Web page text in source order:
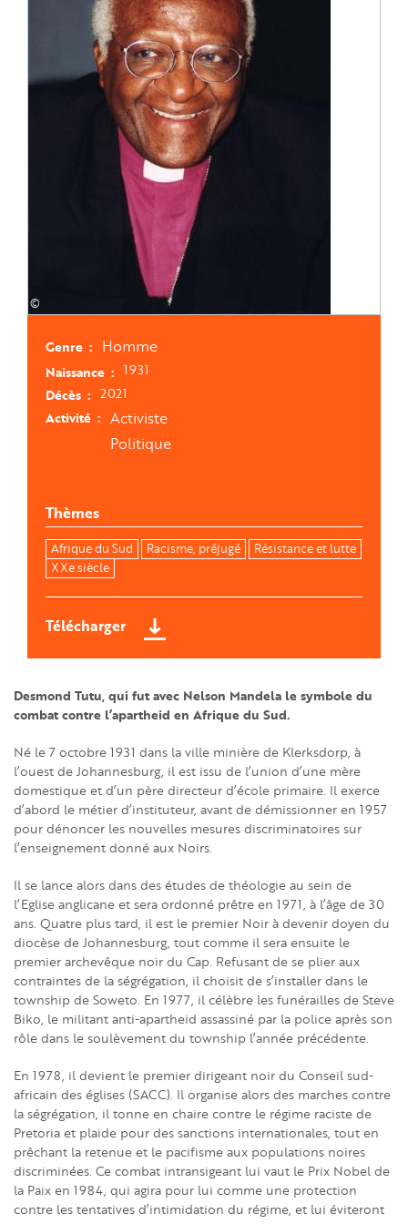
©
Genre Homme
Naissance 1931
Décès 2021
Activité
Activiste
Politique
Thèmes
Afrique du Sud Racisme, préjugé
Résistance et lutte
XXe siècle
Télécharger
Desmond Tutu, qui fut avec Nelson Mandela le symbole du
combat contre l’apartheid en Afrique du Sud.
Né le 7 octobre 1931 dans la ville minière de Klerksdorp, à
l’ouest de Johannesburg, il est issu de l’union d’une mère
domestique et d’un père directeur d’école primaire. Il exerce
d’abord le métier d’instituteur, avant de démissionner en 1957
pour dénoncer les nouvelles mesures discriminatoires sur
l’enseignement donné aux Noirs.
Il se lance alors dans des études de théologie au sein de
l’Eglise anglicane et sera ordonné prêtre en 1971, à l’âge de 30
ans. Quatre plus tard, il est le premier Noir à devenir doyen du
diocèse de Johannesburg, tout comme il sera ensuite le
premier archevêque noir du Cap. Refusant de se plier aux
contraintes de la ségrégation, il choisit de s’installer dans le
township de Soweto. En 1977, il célèbre les funérailles de Steve
Biko, le militant anti-apartheid assassiné par la police après son
rôle dans le soulèvement du township l’année précédente.
En 1978, il devient le premier dirigeant noir du Conseil sud-
africain des églises (SACC). Il organise alors des marches contre
la ségrégation, il tonne en chaire contre le régime raciste de
Pretoria et plaide pour des sanctions internationales, tout en
prêchant la retenue et le pacifisme aux populations noires
discriminées. Ce combat intransigeant lui vaut le Prix Nobel de
la Paix en 1984, qui agira pour lui comme une protection
contre les tentatives d’intimidation du régime, et lui éviteront